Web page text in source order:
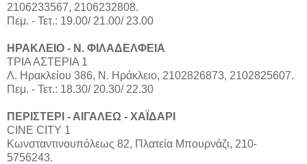
2106233567, 2106232808.
Πεμ. - Τετ.: 19.00/ 21.00/ 23.00
ΗΡΑΚΛΕΙΟ - Ν. ΦΙΛΑΔΕΛΦΕΙΑ
ΤΡΙΑ ΑΣΤΕΡΙΑ 1
Λ. Ηρακλείου 386, Ν. Ηράκλειο, 2102826873, 2102825607.
Πεμ. - Τετ.: 18.30/ 20.30/ 22.30
ΠΕΡΙΣΤΕΡΙ - ΑΙΓΑΛΕΩ - ΧΑΪΔΑΡΙ
CINE CITY 1
Κωνσταντινουπόλεως 82, Πλατεία Μπουρνάζι, 210-
5756243.